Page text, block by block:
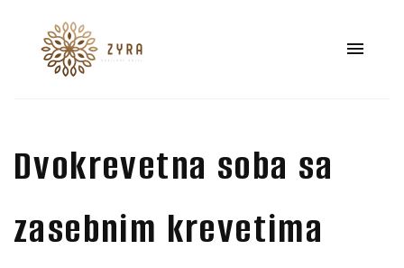
Dvokrevetna soba sa
zasebnim krevetima